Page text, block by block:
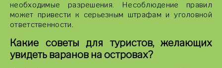
необходимые разрешения. Несоблюдение правил
может привести к серьезным штрафам и уголовной
ответственности.
Какие советы для туристов, желающих
увидеть варанов на островах?